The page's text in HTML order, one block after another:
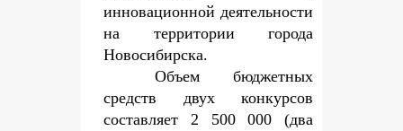
инновационной деятельности
на территории города
Новосибирска.
Объем бюджетных
средств двух конкурсов
составляет 2 500 000 (два